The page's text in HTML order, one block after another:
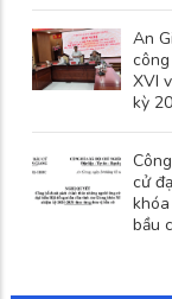
An
XVI
kỳ
cử
bầu